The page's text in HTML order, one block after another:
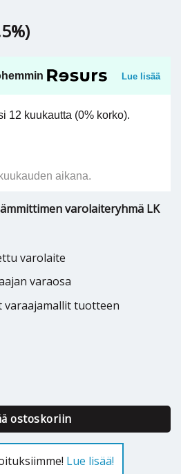
Lue lisää
12 kuukautta (0% korko).
aikana.
varolaiteryhmä LK
varolaite
varaosa
varaajamallit tuotteen
LK 15-54 - M01296 määrä
ostoskoriin
Lue lisää!